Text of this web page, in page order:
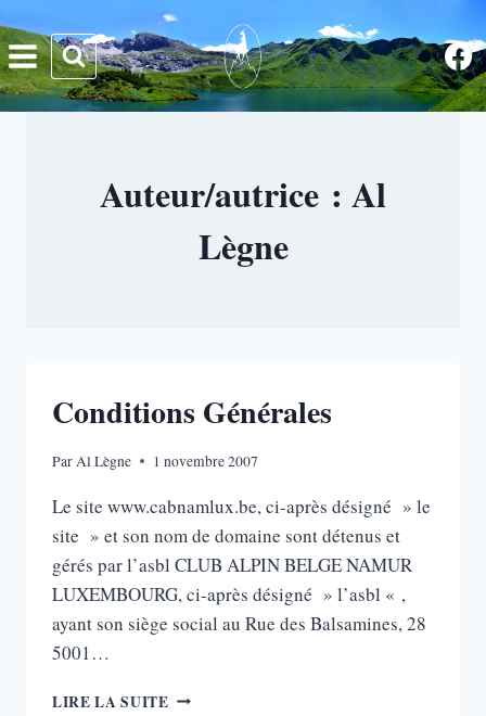
au
contenu
Auteur/autrice : Al
Lègne
Conditions Générales
Par Al Lègne 1 novembre 2007
Le site www.cabnamlux.be, ci-après désigné » le
site » et son nom de domaine sont détenus et
gérés par l’asbl CLUB ALPIN BELGE NAMUR
LUXEMBOURG, ci-après désigné » l’asbl « ,
ayant son siège social au Rue des Balsamines, 28
5001…
LIRE LA SUITE CONDITIONS